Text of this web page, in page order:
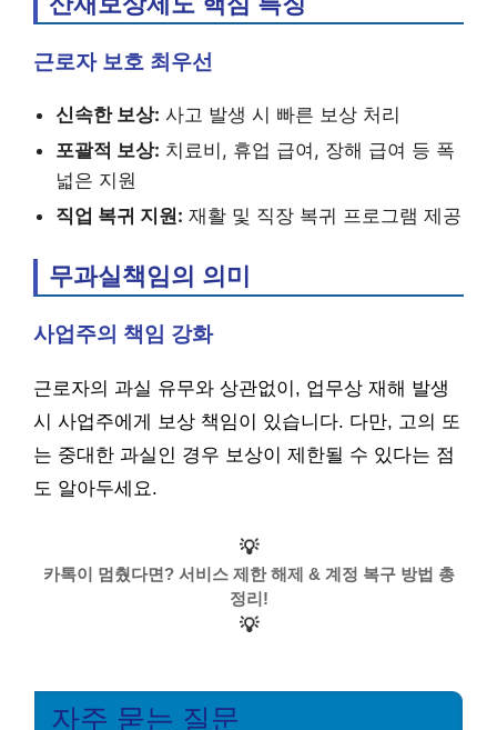
근로자 보호 최우선
신속한 보상: 사고 발생 시 빠른 보상 처리
포괄적 보상: 치료비, 휴업 급여, 장해 급여 등 폭
넓은 지원
직업 복귀 지원: 재활 및 직장 복귀 프로그램 제공
무과실책임의 의미
사업주의 책임 강화
근로자의 과실 유무와 상관없이, 업무상 재해 발생
시 사업주에게 보상 책임이 있습니다. 다만, 고의 또
는 중대한 과실인 경우 보상이 제한될 수 있다는 점
도 알아두세요.
💡
카톡이 멈췄다면? 서비스 제한 해제 & 계정 복구 방법 총
정리!
💡
자주 묻는 질문